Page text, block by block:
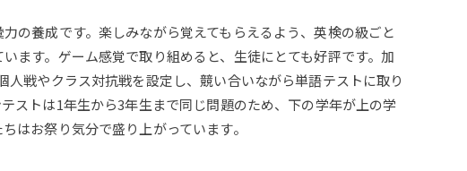
の養成です。楽しみながら覚えてもらえるよう、英検の級ごと
ます。ゲーム感覚で取り組めると、生徒にとても好評です。加
人戦やクラス対抗戦を設定し、競い合いながら単語テストに取り
ストは1年生から3年生まで同じ問題のため、下の学年が上の学
はお祭り気分で盛り上がっています。